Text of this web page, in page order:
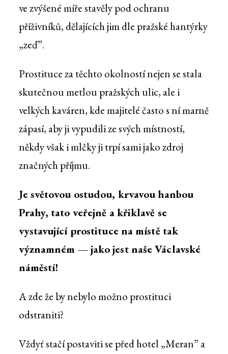
ve zvýšené míře stavěly pod ochranu
příživníků, dělajících jim dle pražské hantýrky
„zeď”.
Prostituce za těchto okolností nejen se stala
skutečnou metlou pražských ulic, ale i
velkých kaváren, kde majitelé často s ní marně
zápasí, aby ji vypudili ze svých místností,
někdy však i mlčky ji trpí sami jako zdroj
značných příjmu.
Je světovou ostudou, krvavou hanbou
Prahy, tato veřejně a křiklavě se
vystavující prostituce na místě tak
významném — jako jest naše Václavské
náměstí!
A zde že by nebylo možno prostituci
odstraniti?
Vždyť stačí postaviti se před hotel „Meran” a